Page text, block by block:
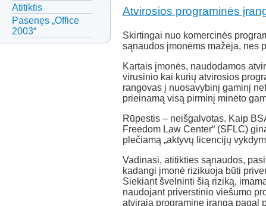
Atitiktis
Pasenęs „Office
2003“
Atvirosios programinės
Skirtingai nuo komercinės
sąnaudos įmonėms mažėja, nes
Kartais įmonės, naudodamos
virusinio kai kurių atvirosios
rangovas į nuosavybinį gaminį
prieinamą visą pirminį minėto
Rūpestis – neišgalvotas. Kaip
Freedom Law Center“ (SFLC)
plečiamą „aktyvų licencijų
Vadinasi, atitikties sąnaudos,
kadangi įmonė rizikuoja būti
Siekiant švelninti šią riziką,
naudojant priverstinio viešumo
atvirąją programinę įrangą pagal